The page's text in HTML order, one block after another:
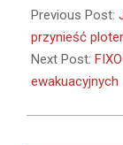
01-
07
Previous Post:
przynieść
Next Post:
ewakuacyjnych